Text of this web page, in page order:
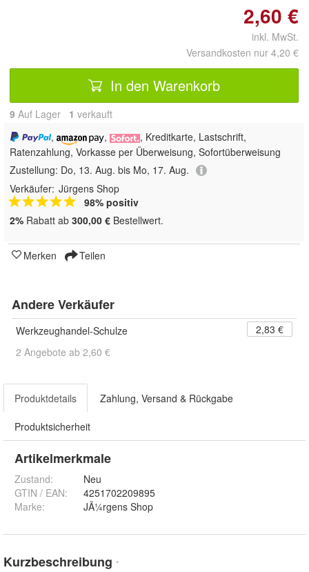
2,60 €
inkl. MwSt.
Versandkosten nur 4,20 €
In den Warenkorb
9 Auf Lager 1 verkauft
,
,
, Kreditkarte, Lastschrift,
Ratenzahlung, Vorkasse per Überweisung, Sofortüberweisung
Zustellung: Do, 13. Aug. bis Mo, 17. Aug.
Verkäufer: Jürgens Shop
98% positiv
2% Rabatt ab 300,00 € Bestellwert.
Merken Teilen
Andere Verkäufer
Werkzeughandel-Schulze
2,83 €
2 Angebote ab 2,60 €
Produktdetails Zahlung, Versand & Rückgabe
Produktsicherheit
Artikelmerkmale
Zustand:
Neu
GTIN / EAN:
4251702209895
Marke:
JÃ¼rgens Shop
Kurzbeschreibung *